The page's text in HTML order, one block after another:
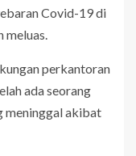
Covid-19 di
meluas.
perkantoran
ada seorang
meninggal akibat